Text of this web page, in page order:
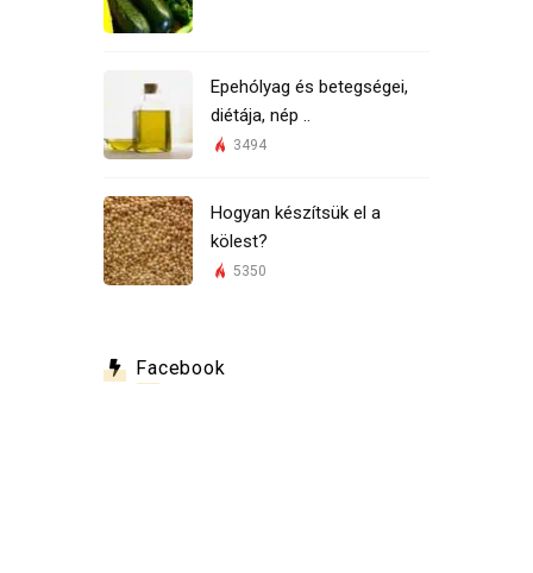
Epehólyag és betegségei,
diétája, nép ..
3494
Hogyan készítsük el a
kölest?
5350
Facebook